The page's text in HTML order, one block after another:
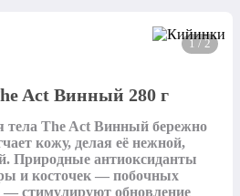
1 / 2
Act Винный 280 г
тела The Act Винный бережно
кожу, делая её нежной,
Природные антиоксиданты
и косточек — побочных
— стимулируют обновление